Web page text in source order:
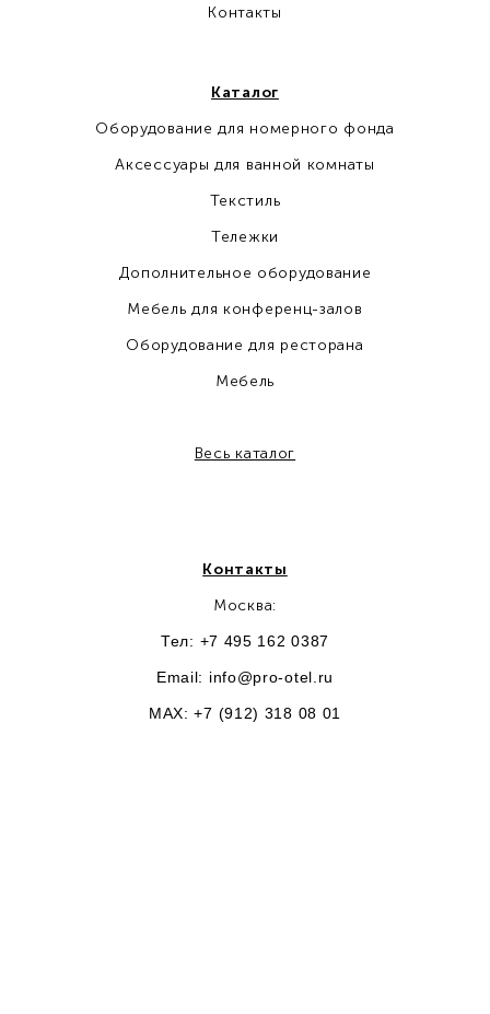
Контакты
Каталог
Оборудование для номерного фонда
Аксессуары для ванной комнаты
Текстиль
Тележки
Дополнительное оборудование
Мебель для конференц-залов
Оборудование для ресторана
Мебель
Весь каталог
Контакты
Москва:
Тел: +7 495 162 0387
Email: info@pro-otel.ru
MAX: +7 (912) 318 08 01